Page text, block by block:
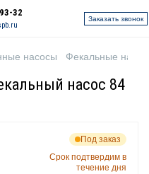
32
Заказать звонок
насосы Фекальные
насос 84
Под заказ
Срок подтвердим в
течение дня